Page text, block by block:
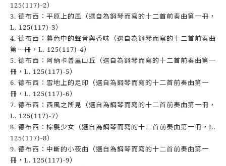
125(117)-2）
3. 德布西：平原上的風（選自為鋼琴而寫的十二首前奏曲第一冊，
L. 125(117)-3）
4. 德布西：暮色中的聲音與香味（選自為鋼琴而寫的十二首前奏曲
第一冊，L. 125(117)-4）
5. 德布西：阿納卡普里山丘（選自為鋼琴而寫的十二首前奏曲第一
冊，L. 125(117)-5）
6. 德布西：雪地上的足印（選自為鋼琴而寫的十二首前奏曲第一
冊，L. 125(117)-6）
7. 德布西：西風之所見（選自為鋼琴而寫的十二首前奏曲第一冊，
L. 125(117)-7）
8. 德布西：棕髮少女（選自為鋼琴而寫的十二首前奏曲第一冊，L.
125(117)-8）
9. 德布西：中斷的小夜曲（選自為鋼琴而寫的十二首前奏曲第一
冊，L. 125(117)-9）